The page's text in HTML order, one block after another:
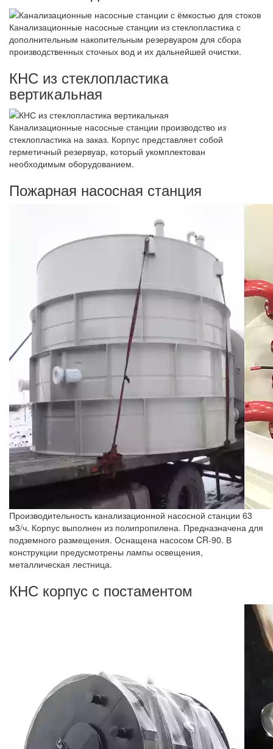
Канализационные насосные станции из стеклопластика с
дополнительным накопительным резервуаром для сбора
производственных сточных вод и их дальнейшей очистки.
КНС из стеклопластика
вертикальная
Канализационные насосные станции производство из
стеклопластика на заказ. Корпус представляет собой
герметичный резервуар, который укомплектован
необходимым оборудованием.
Пожарная насосная станция
Производительность канализационной насосной станции 63
м3/ч. Корпус выполнен из полипропилена. Предназначена для
подземного размещения. Оснащена насосом CR-90. В
конструкции предусмотрены лампы освещения,
металлическая лестница.
КНС корпус с постаментом